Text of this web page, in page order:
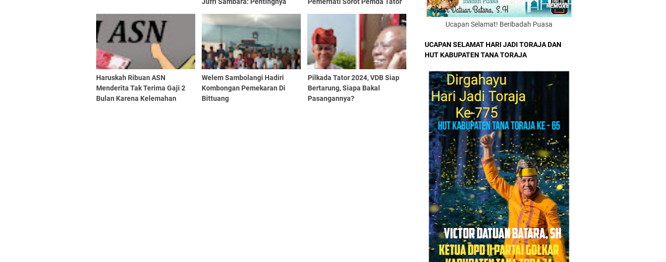
Harmat Dan Martabat!!
Haruskah Ribuan ASN
Menderita Tak Terima Gaji 2
Bulan Karena Kelemahan
Welem Sambolangi Hadiri
Kombongan Pemekaran Di
Bittuang
Pilkada Tator 2024, VDB Siap
Bertarung, Siapa Bakal
Pasangannya?
Ucapan Selamat! Beribadah Puasa
UCAPAN SELAMAT HARI JADI TORAJA DAN
HUT KABUPATEN TANA TORAJA